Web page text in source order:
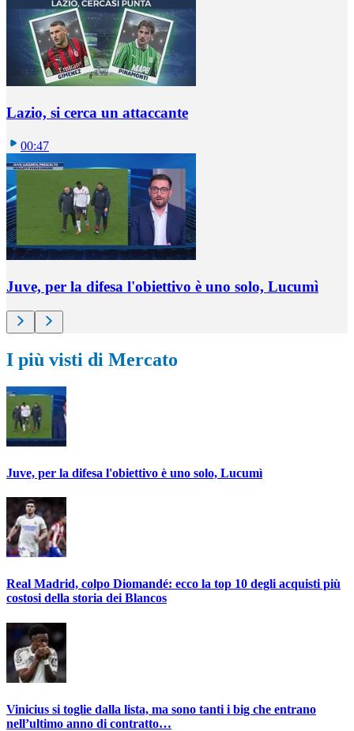
Lazio, si cerca un attaccante
00:47
Juve, per la difesa l'obiettivo è uno solo, Lucumì
I più visti di Mercato
Juve, per la difesa l'obiettivo è uno solo, Lucumì
Real Madrid, colpo Diomandé: ecco la top 10 degli acquisti più
costosi della storia dei Blancos
Vinicius si toglie dalla lista, ma sono tanti i big che entrano
nell’ultimo anno di contratto…